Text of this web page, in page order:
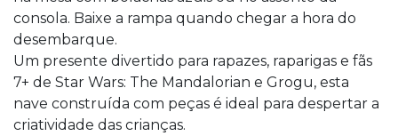
consola. Baixe a rampa quando chegar a hora do
desembarque.
Um presente divertido para rapazes, raparigas e fãs
7+ de Star Wars: The Mandalorian e Grogu, esta
nave construída com peças é ideal para despertar a
criatividade das crianças.